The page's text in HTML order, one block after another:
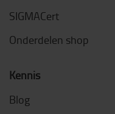
SIGMACert
Onderdelen shop
Kennis
Blog